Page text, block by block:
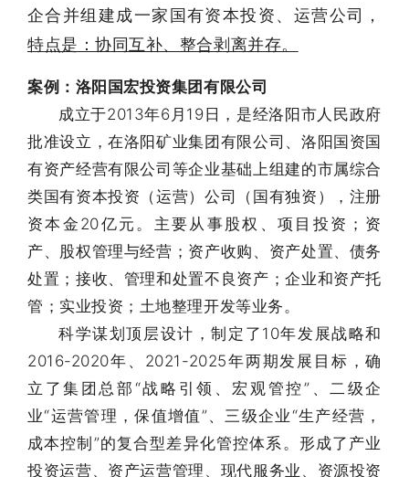
企合并组建成一家国有资本投资、运营公司，
特点是：协同互补、整合剥离并存。
案例：洛阳国宏投资集团有限公司
成立于2013年6月19日，是经洛阳市人民政府
批准设立，在洛阳矿业集团有限公司、洛阳国资国
有资产经营有限公司等企业基础上组建的市属综合
类国有资本投资（运营）公司（国有独资），注册
资本金20亿元。主要从事股权、项目投资；资
产、股权管理与经营；资产收购、资产处置、债务
处置；接收、管理和处置不良资产；企业和资产托
管；实业投资；土地整理开发等业务。
科学谋划顶层设计，制定了10年发展战略和
2016-2020年、2021-2025年两期发展目标，确
立了集团总部“战略引领、宏观管控”、二级企
业“运营管理，保值增值”、三级企业“生产经营，
成本控制”的复合型差异化管控体系。形成了产业
投资运营、资产运营管理、现代服务业、资源投资